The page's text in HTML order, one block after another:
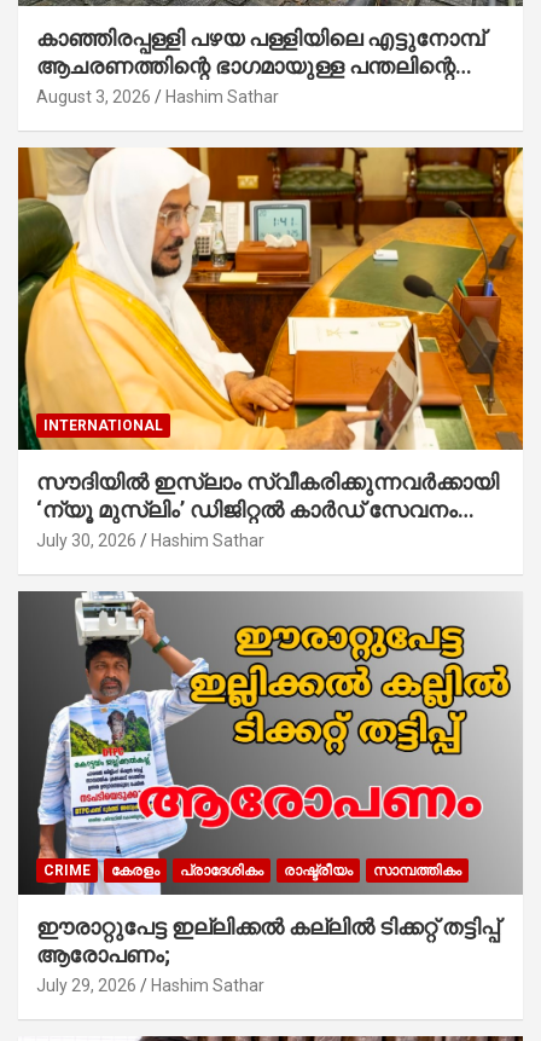
കാഞ്ഞിരപ്പള്ളി പഴയ പള്ളിയിലെ എട്ടുനോമ്പ്
ആചരണത്തിന്റെ ഭാഗമായുള്ള പന്തലിന്റെ
കാൽനാട്ട് കർമ്മം ആർച്ച് പ്രീസ്റ്റ് വെരി.
August 3, 2026 Hashim Sathar
INTERNATIONAL
സൗദിയില്‍ ഇസ്‌ലാം സ്വീകരിക്കുന്നവര്‍ക്കായി
‘ന്യൂ മുസ്ലിം’ ഡിജിറ്റല്‍ കാര്‍ഡ് സേവനം
ആരംഭിച്ചു
July 30, 2026 Hashim Sathar
CRIME കേരളം പ്രാദേശികം രാഷ്ട്രീയം സാമ്പത്തികം
ഈരാറ്റുപേട്ട ഇല്ലിക്കൽ കല്ലിൽ ടിക്കറ്റ് തട്ടിപ്പ്
ആരോപണം;
July 29, 2026 Hashim Sathar